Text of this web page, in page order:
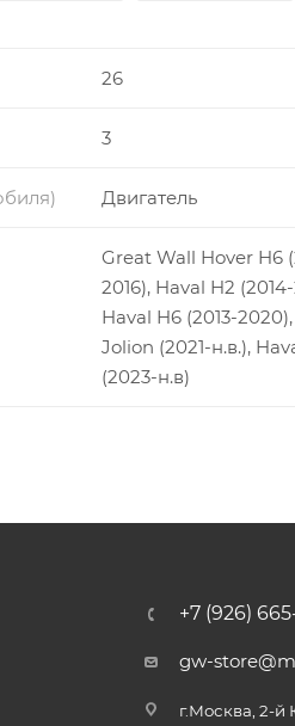
26
3
Двигатель
Great Wall Hover H6
2016), Haval H2
Haval H6 (2013-
Jolion (2021-н.в.),
(2023-н.в)
+7 (926)
gw-
г.Москва, 2-